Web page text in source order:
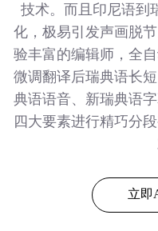
技术。而且印尼语到
化，极易引发声画脱
验丰富的编辑师，全
微调翻译后瑞典语长
典语语音、新瑞典语
四大要素进行精巧分
立即